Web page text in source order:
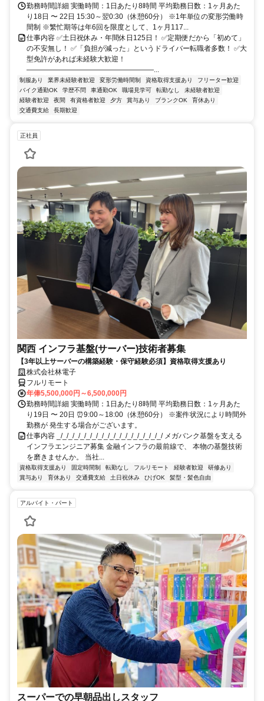
勤務時間詳細 実働時間：1日あたり8時間 平均勤務日数：1ヶ月あた
り18日 〜 22日 15:30～翌0:30（休憩60分） ※1年単位の変形労働時
間制 ※繁忙期等は年6回を限度として、1ヶ月117...
仕事内容 ✅土日祝休み・年間休日125日！ ✅定期便だから「初めて」
の不安無し！ ✅「負担が減った」というドライバー転職者多数！ ✅大
型免許があれば未経験大歓迎！
――――――――――――――――――...
制服あり 業界未経験者歓迎 変形労働時間制 資格取得支援あり
フリーター歓迎
バイク通勤OK
学歴不問 車通勤OK 職場見学可 転勤なし
未経験者歓迎
経験者歓迎
夜間 有資格者歓迎 夕方 賞与あり ブランクOK
育休あり
交通費支給
長期歓迎
正社員
関西 インフラ基盤(サーバー)技術者募集
【3年以上サーバーの構築経験・保守経験必須】資格取得支援あり
株式会社林電子
フルリモート
年俸5,500,000円～6,500,000円
勤務時間詳細 実働時間：1日あたり8時間 平均勤務日数：1ヶ月あた
り19日 〜 20日 ⏰9:00～18:00（休憩60分） ※案件状況により時間外
勤務が 発生する場合がございます。
仕事内容 _/_/_/_/_/_/_/_/_/_/_/_/_/_/_/_/_/_/ メガバンク基盤を支える
インフラエンジニア募集 金融インフラの最前線で、 本物の基盤技術
を磨きませんか。 当社...
資格取得支援あり 固定時間制 転勤なし フルリモート 経験者歓迎
研修あり
賞与あり
育休あり 交通費支給 土日祝休み ひげOK 髪型・髪色自由
アルバイト・パート
スーパーでの早朝品出しスタッフ